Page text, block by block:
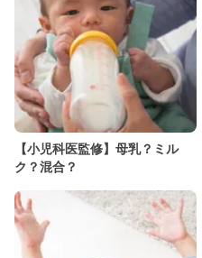
【小児科医監修】母乳？ミル
ク？混合？